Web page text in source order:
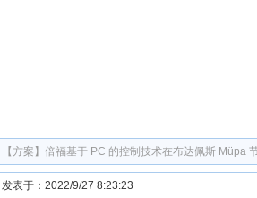
【方案】 倍福基于 PC 的控制技术在布达佩斯 Müpa
发表于：2022/9/27 8:23:23